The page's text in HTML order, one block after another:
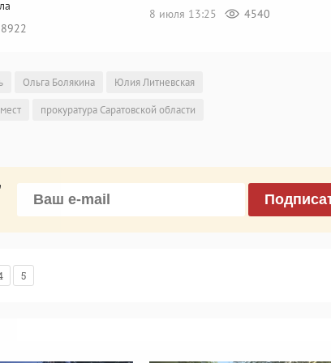
8922
8 июля 13:25 4540
Ольга Болякина
Юлия Литневская
прокуратура Саратовской области
5